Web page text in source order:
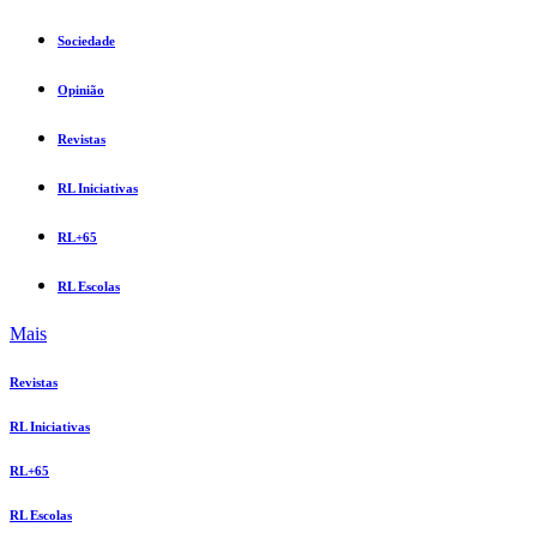
Sociedade
Opinião
Revistas
RL Iniciativas
RL+65
RL Escolas
Mais
Revistas
RL Iniciativas
RL+65
RL Escolas